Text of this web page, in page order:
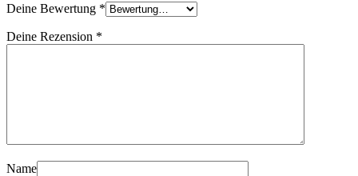
Deine Bewertung *
Deine Rezension *
Name